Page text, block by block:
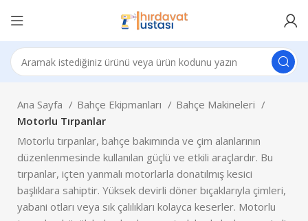
Ana Sayfa Bahçe Ekipmanları
Bahçe Makineleri
Motorlu Tırpanlar
Motorlu tırpanlar, bahçe bakımında ve çim alanlarının
düzenlenmesinde kullanılan güçlü ve etkili araçlardır. Bu
tırpanlar, içten yanmalı motorlarla donatılmış kesici
başlıklara sahiptir. Yüksek devirli döner bıçaklarıyla çimleri,
yabani otları veya sık çalılıkları kolayca keserler. Motorlu